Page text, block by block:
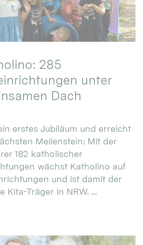
285
unter
Dach
erstes Jubiläum und erreicht
Meilenstein: Mit der
182 katholischer
wächst Katholino auf
und ist damit der
Kita-Träger in NRW. ...